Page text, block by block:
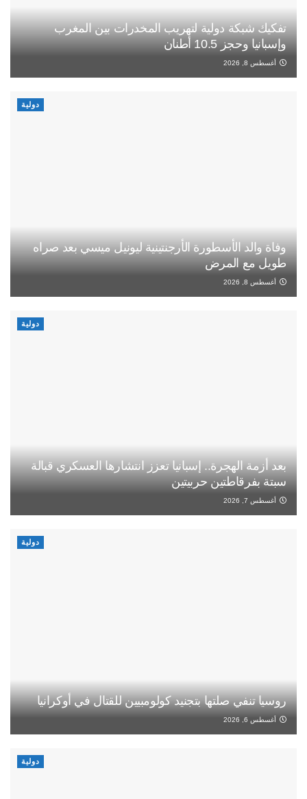
تفكيك شبكة دولية لتهريب المخدرات بين المغرب
وإسبانيا وحجز 10.5 أطنان
أغسطس 8, 2026
دولية
وفاة والد الأسطورة الأرجنتينية ليونيل ميسي بعد صراه
طويل مع المرض
أغسطس 8, 2026
دولية
بعد أزمة الهجرة.. إسبانيا تعزز انتشارها العسكري قبالة
سبتة بفرقاطتين حربيتين
أغسطس 7, 2026
دولية
روسيا تنفي صلتها بتجنيد كولومبيين للقتال في أوكرانيا
أغسطس 6, 2026
دولية